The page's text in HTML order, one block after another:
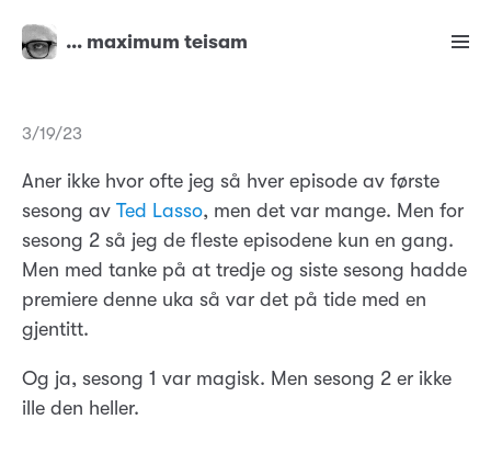
… maximum teisam
3/19/23
Aner ikke hvor ofte jeg så hver episode av første
sesong av Ted Lasso, men det var mange. Men for
sesong 2 så jeg de fleste episodene kun en gang.
Men med tanke på at tredje og siste sesong hadde
premiere denne uka så var det på tide med en
gjentitt.
Og ja, sesong 1 var magisk. Men sesong 2 er ikke
ille den heller.